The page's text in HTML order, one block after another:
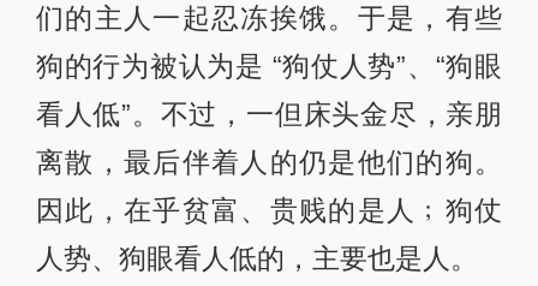
们的主人一起忍冻挨饿。于是，有些
狗的行为被认为是 “狗仗人势”、“狗眼
看人低”。不过，一但床头金尽，亲朋
离散，最后伴着人的仍是他们的狗。
因此，在乎贫富、贵贱的是人﹔狗仗
人势、狗眼看人低的，主要也是人。